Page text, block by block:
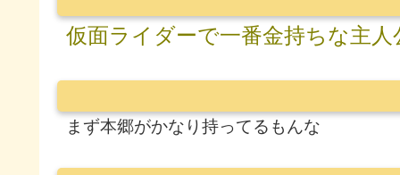
仮面ライダーで一番金持ちな主
まず本郷がかなり持ってるもんな